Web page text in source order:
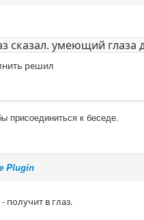
сказал. умеющий глаза
решил
присоединиться к беседе.
Plugin
получит в глаз.